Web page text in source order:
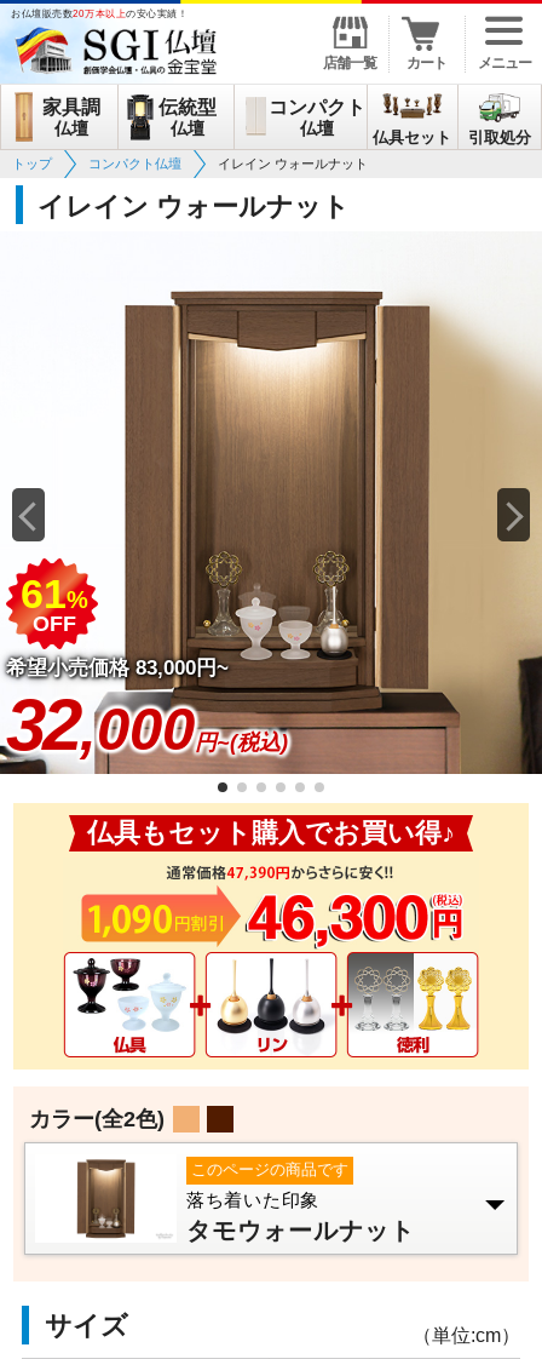
お仏壇販売数20万本以上の安心実績！
店舗一覧 カート メニュー
家具調
仏壇
伝統型
仏壇
コンパクト
仏壇 仏具セット 引取処分
トップ コンパクト仏壇 イレイン ウォールナット
イレイン ウォールナット
61%
OFF
希望小売価格 83,000円~
32,000円~(税込)
仏具もセット購入でお買い得♪
カラー(全2色)
このページの商品です
落ち着いた印象
タモウォールナット
サイズ （単位:cm）